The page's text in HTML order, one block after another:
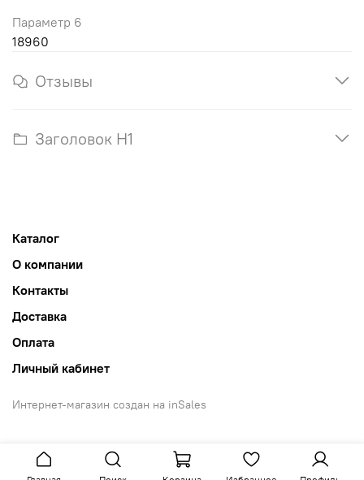
Параметр 6
18960
Отзывы
Заголовок H1
Каталог
О компании
Контакты
Доставка
Оплата
Личный кабинет
Интернет-магазин создан на inSales